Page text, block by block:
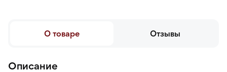
О товаре Отзывы
Описание